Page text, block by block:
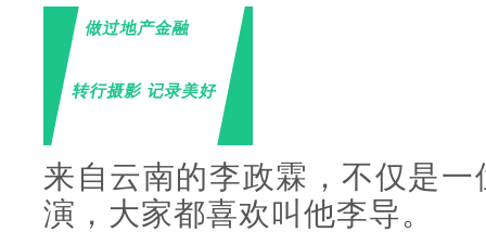
做过地产金融
转行摄影 记录美好
来自云南的李政霖，不仅是
演，大家都喜欢叫他李导。